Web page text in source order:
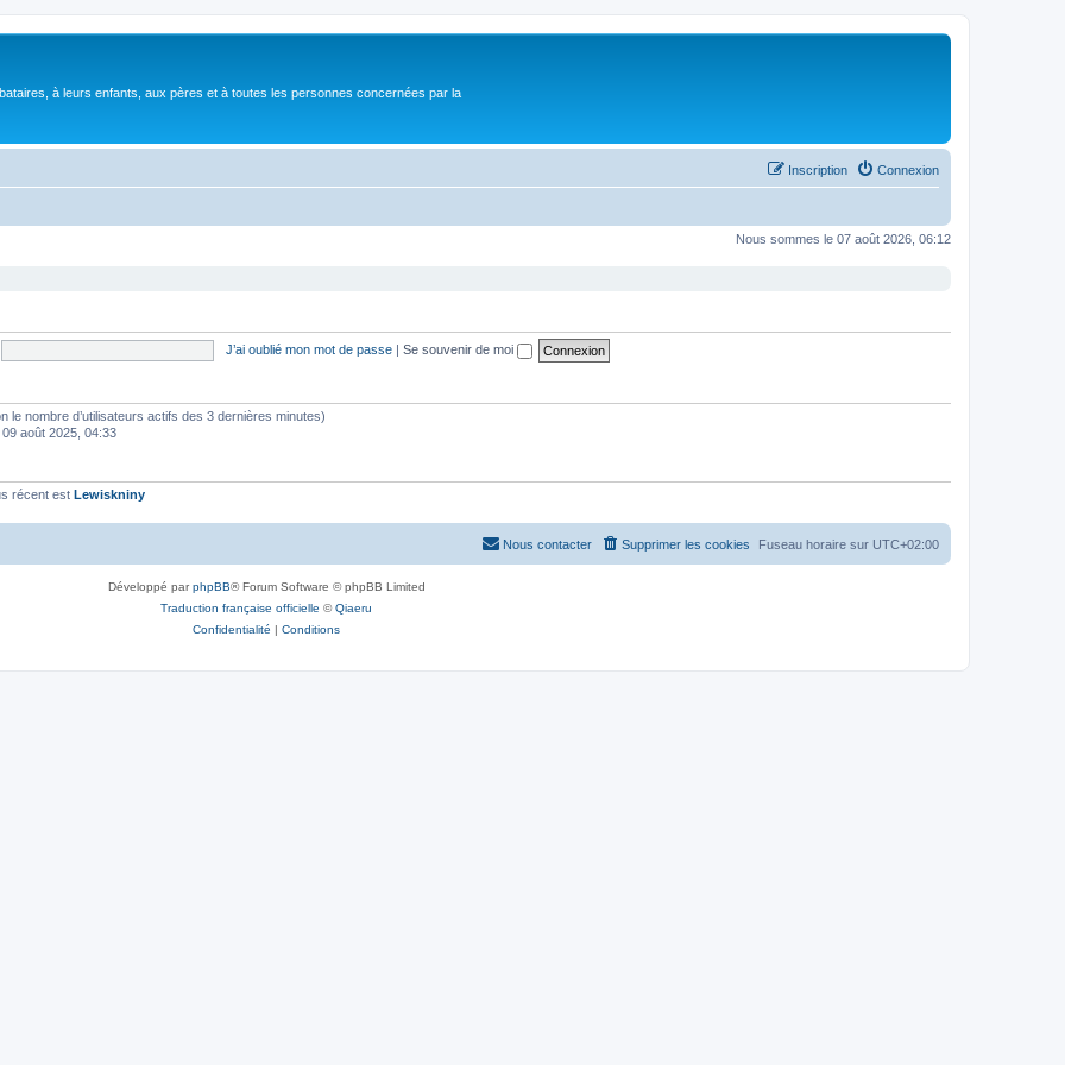
à leurs enfants, aux pères et à toutes les personnes concernées par la
Connexion
Inscription
Nous sommes le 07 août 2026, 06:12
J’ai oublié mon mot de passe | Se souvenir de moi
le nombre d’utilisateurs actifs des 3 dernières minutes)
09 août 2025, 04:33
récent est Lewiskniny
Fuseau horaire sur UTC+02:00
Supprimer les cookies
Nous contacter
Développé parphpBB® Forum Software © phpBB Limited
Traduction française officielle ©Qiaeru
Confidentialité | Conditions